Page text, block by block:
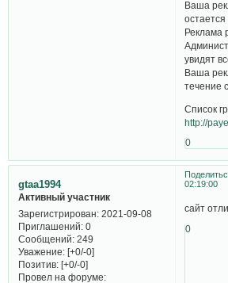
Ваша
остается
Реклама
увидят
Ваша
течение
Список
http://
0
02:19:00
gtaa1994
Активный участник
Зарегистрирован: 2021-09-08
Приглашений:0
Сообщений:249
Уважение: [+0/-0]
Позитив: [+0/-0]
Провел на форуме:
сайт
0